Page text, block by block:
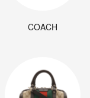
COACH